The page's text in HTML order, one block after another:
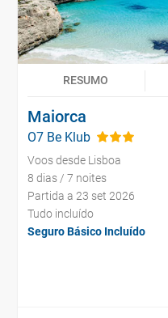
RESUMO
Maiorca
O7 Be Klub
Voos desde Lisboa
8 dias / 7 noites
Partida a 23 set 2026
Tudo incluído
Seguro Básico Incluído